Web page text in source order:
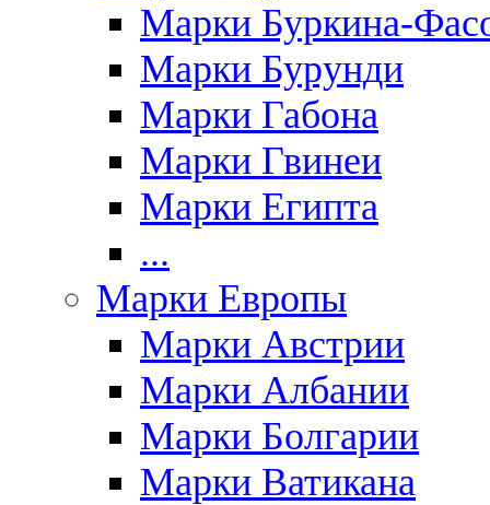
Марки Буркина-
Марки Бурунди
Марки Габона
Марки Гвинеи
Марки Египта
...
Марки Европы
Марки Австрии
Марки Албании
Марки Болгарии
Марки Ватикана